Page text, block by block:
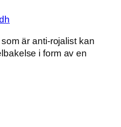
är anti-rojalist kan
i form av en